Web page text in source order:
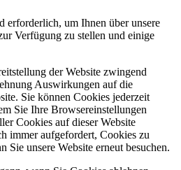
erforderlich, um Ihnen über unsere
Verfügung zu stellen und einige
der Website zwingend
Auswirkungen auf die
Sie können Cookies jederzeit
Sie Ihre Browsereinstellungen
Cookies auf dieser Website
immer aufgefordert, Cookies zu
Sie unsere Website erneut besuchen.